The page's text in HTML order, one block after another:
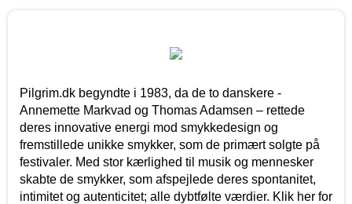
Pilgrim.dk begyndte i 1983, da de to danskere -
Annemette Markvad og Thomas Adamsen – rettede
deres innovative energi mod smykkedesign og
fremstillede unikke smykker, som de primært solgte på
festivaler. Med stor kærlighed til musik og mennesker
skabte de smykker, som afspejlede deres spontanitet,
intimitet og autenticitet; alle dybtfølte værdier. Klik her for